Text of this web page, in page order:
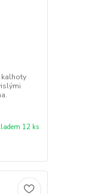
12 ks